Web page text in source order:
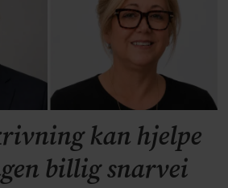
kan hjelpe
billig snarvei